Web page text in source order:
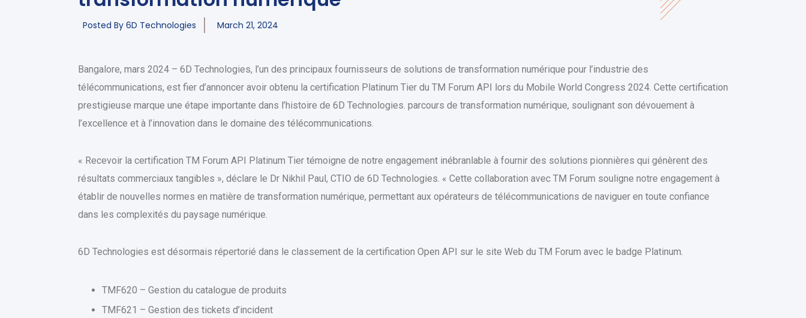
Posted By 6D Technologies March 21, 2024
Bangalore, mars 2024 – 6D Technologies, l’un des principaux fournisseurs de solutions de transformation numérique pour l’industrie des
télécommunications, est fier d’annoncer avoir obtenu la certification Platinum Tier du TM Forum API lors du Mobile World Congress 2024. Cette certification
prestigieuse marque une étape importante dans l’histoire de 6D Technologies. parcours de transformation numérique, soulignant son dévouement à
l’excellence et à l’innovation dans le domaine des télécommunications.
« Recevoir la certification TM Forum API Platinum Tier témoigne de notre engagement inébranlable à fournir des solutions pionnières qui génèrent des
résultats commerciaux tangibles », déclare le Dr Nikhil Paul, CTIO de 6D Technologies. « Cette collaboration avec TM Forum souligne notre engagement à
établir de nouvelles normes en matière de transformation numérique, permettant aux opérateurs de télécommunications de naviguer en toute confiance
dans les complexités du paysage numérique.
6D Technologies est désormais répertorié dans le classement de la certification Open API sur le site Web du TM Forum avec le badge Platinum.
TMF620 – Gestion du catalogue de produits
TMF621 – Gestion des tickets d’incident